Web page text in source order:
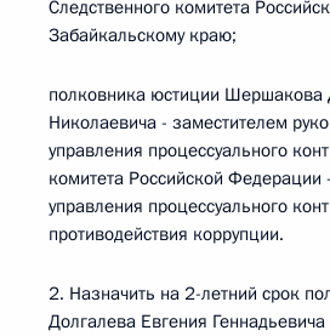
Следственного комитета
Забайкальскому краю;
полковника юстиции Шершакова
Николаевича - заместителем
управления процессуального
комитета Российской Федерации
управления процессуального
противодействия коррупции.
2. Назначить на 2-летний срок
Долгалева Евгения